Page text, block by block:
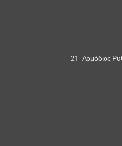
21+ Αρμόδιος